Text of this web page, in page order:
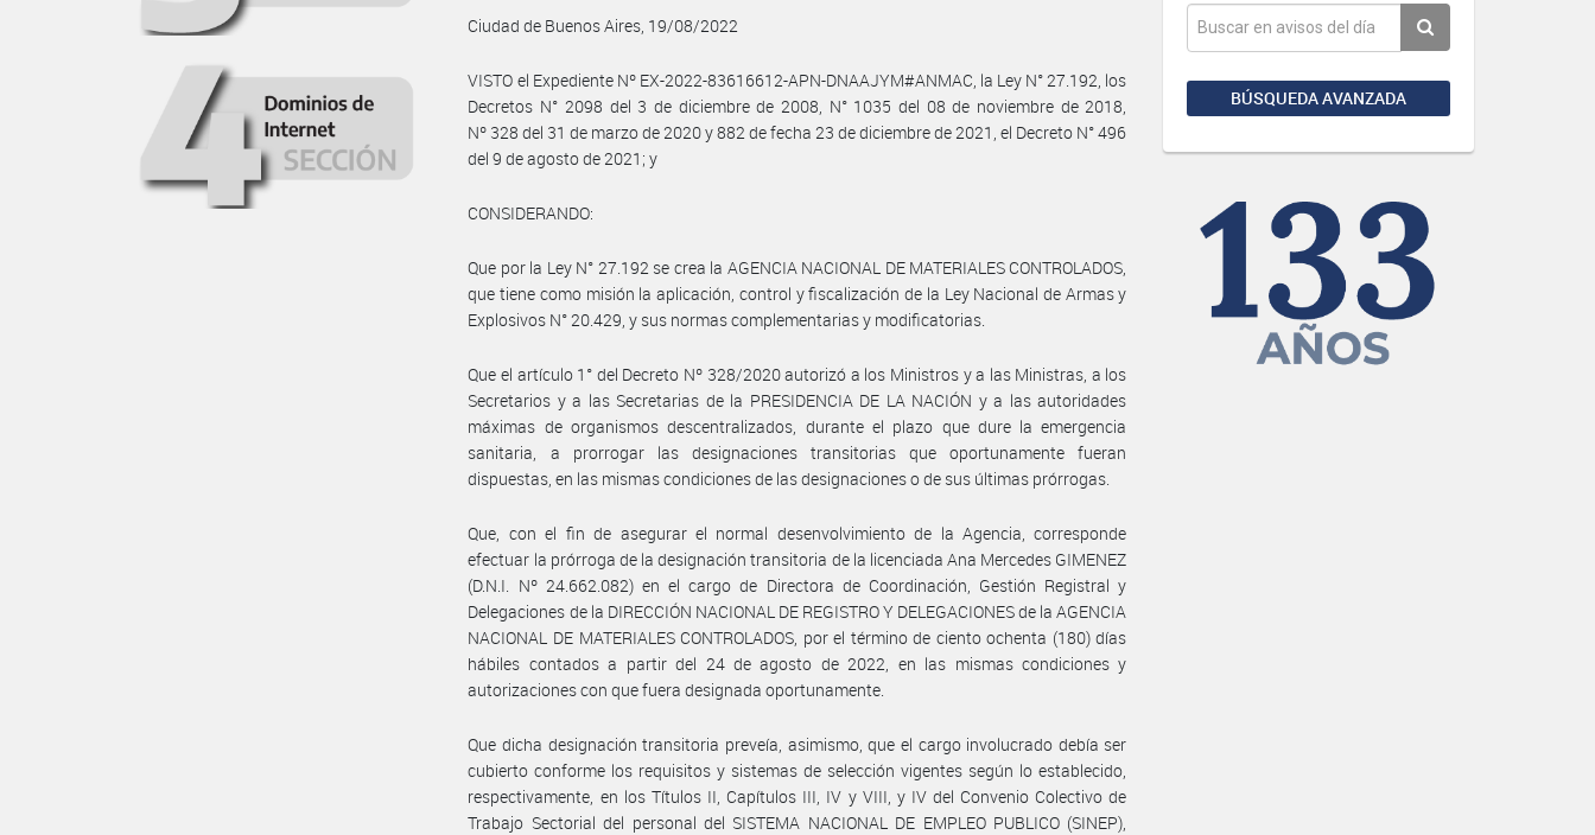
BÚSQUEDA AVANZADA
Ciudad de Buenos Aires, 19/08/2022
VISTO el Expediente Nº EX-2022-83616612-APN-DNAAJYM#ANMAC, la Ley N° 27.192, los
Decretos N° 2098 del 3 de diciembre de 2008, N° 1035 del 08 de noviembre de 2018,
Nº 328 del 31 de marzo de 2020 y 882 de fecha 23 de diciembre de 2021, el Decreto N° 496
del 9 de agosto de 2021; y
CONSIDERANDO:
Que por la Ley N° 27.192 se crea la AGENCIA NACIONAL DE MATERIALES CONTROLADOS,
que tiene como misión la aplicación, control y fiscalización de la Ley Nacional de Armas y
Explosivos N° 20.429, y sus normas complementarias y modificatorias.
Que el artículo 1° del Decreto Nº 328/2020 autorizó a los Ministros y a las Ministras, a los
Secretarios y a las Secretarias de la PRESIDENCIA DE LA NACIÓN y a las autoridades
máximas de organismos descentralizados, durante el plazo que dure la emergencia
sanitaria, a prorrogar las designaciones transitorias que oportunamente fueran
dispuestas, en las mismas condiciones de las designaciones o de sus últimas prórrogas.
Que, con el fin de asegurar el normal desenvolvimiento de la Agencia, corresponde
efectuar la prórroga de la designación transitoria de la licenciada Ana Mercedes GIMENEZ
(D.N.I. Nº 24.662.082) en el cargo de Directora de Coordinación, Gestión Registral y
Delegaciones de la DIRECCIÓN NACIONAL DE REGISTRO Y DELEGACIONES de la AGENCIA
NACIONAL DE MATERIALES CONTROLADOS, por el término de ciento ochenta (180) días
hábiles contados a partir del 24 de agosto de 2022, en las mismas condiciones y
autorizaciones con que fuera designada oportunamente.
Que dicha designación transitoria preveía, asimismo, que el cargo involucrado debía ser
cubierto conforme los requisitos y sistemas de selección vigentes según lo establecido,
respectivamente, en los Títulos II, Capítulos III, IV y VIII, y IV del Convenio Colectivo de
Trabajo Sectorial del personal del SISTEMA NACIONAL DE EMPLEO PUBLICO (SINEP),